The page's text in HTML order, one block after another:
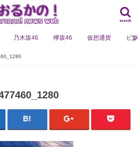
search
乃木坂46 欅坂46 仮想通貨 ビ